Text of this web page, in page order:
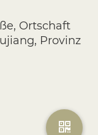
Ortschaft
Provinz